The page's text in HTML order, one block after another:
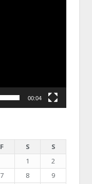
00:04
F S
S
1
2
7 8
9